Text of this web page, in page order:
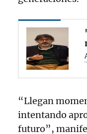
“Llegan
intentando
futuro”,